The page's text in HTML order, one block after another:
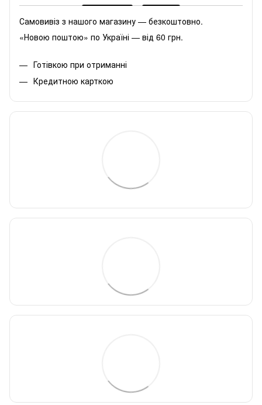
Самовивіз з нашого магазину — безкоштовно.
«Новою поштою» по Україні — від 60 грн.
Готівкою при отриманні
Кредитною карткою